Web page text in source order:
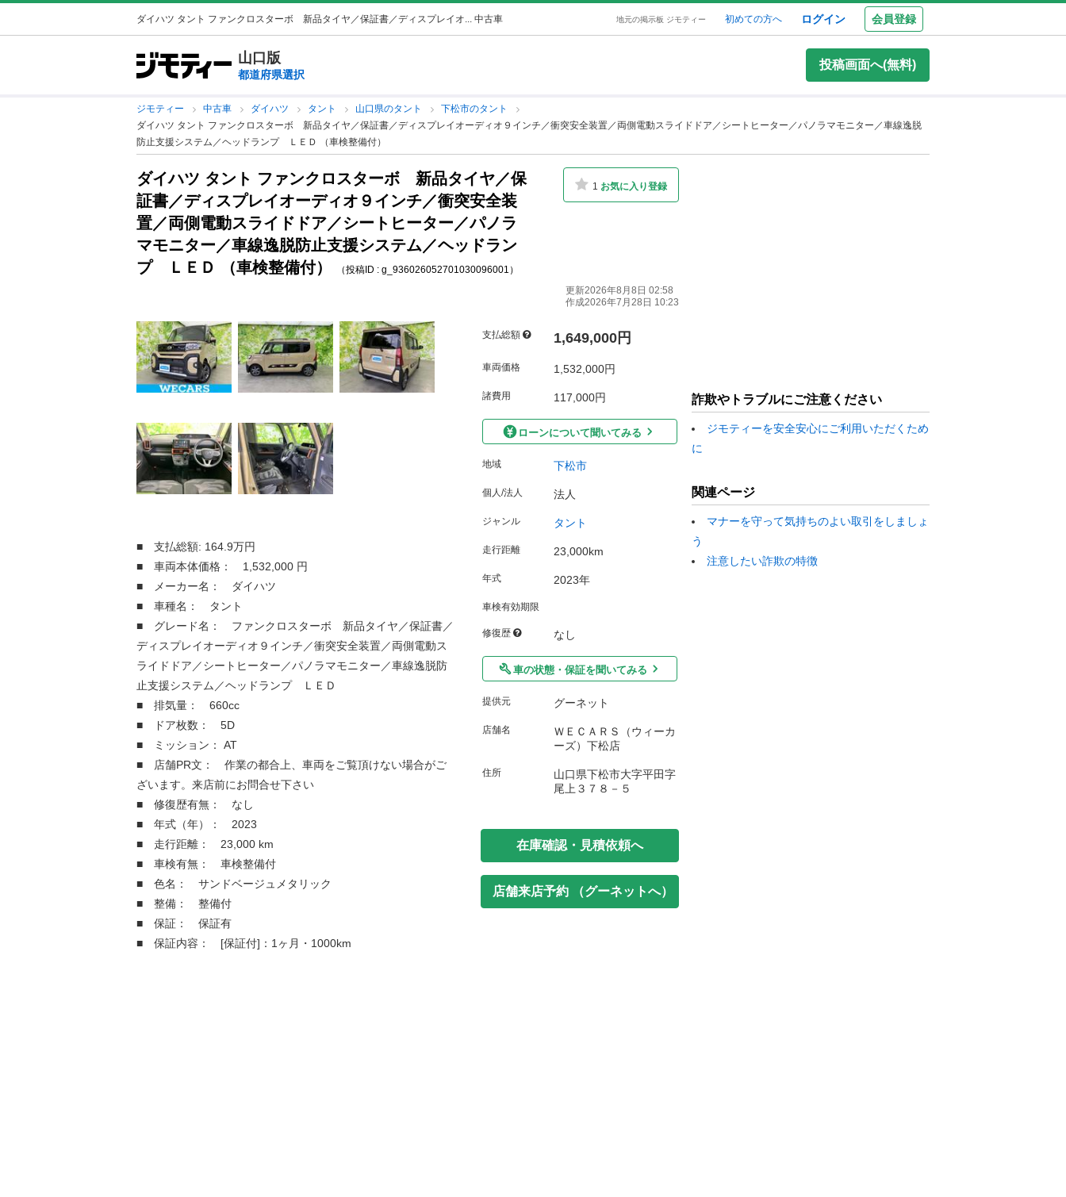
ダイハツ タント ファンクロスターボ 新品タイヤ／保証書／ディスプレイオ... 中古車 地元の掲示板 ジモティー 初めての方へ ログイン 会員登録
山口版
都道府県選択
投稿画面へ(無料)
ジモティー 中古車 ダイハツ タント 山口県のタント
下松市のタント
ダイハツ タント ファンクロスターボ 新品タイヤ／保証書／ディスプレイオーディオ９インチ／衝突安全装置／両側電動スライドドア／シートヒーター／パノラマモニター／車線逸脱
防止支援システム／ヘッドランプ ＬＥＤ （車検整備付）
ダイハツ タント ファンクロスターボ 新品タイヤ／保
証書／ディスプレイオーディオ９インチ／衝突安全装
置／両側電動スライドドア／シートヒーター／パノラ
マモニター／車線逸脱防止支援システム／ヘッドラン
プ ＬＥＤ （車検整備付）
（投稿ID : g_936026052701030096001）
1 お気に入り登録
更新2026年8月8日 02:58
作成2026年7月28日 10:23
■ 支払総額: 164.9万円
■ 車両本体価格： 1,532,000 円
■ メーカー名： ダイハツ
■ 車種名： タント
■ グレード名： ファンクロスターボ 新品タイヤ／保証書／
ディスプレイオーディオ９インチ／衝突安全装置／両側電動ス
ライドドア／シートヒーター／パノラマモニター／車線逸脱防
止支援システム／ヘッドランプ ＬＥＤ
■ 排気量： 660cc
■ ドア枚数： 5D
■ ミッション： AT
■ 店舗PR文： 作業の都合上、車両をご覧頂けない場合がご
ざいます。来店前にお問合せ下さい
■ 修復歴有無： なし
■ 年式（年）： 2023
■ 走行距離： 23,000 km
■ 車検有無： 車検整備付
■ 色名： サンドベージュメタリック
■ 整備： 整備付
■ 保証： 保証有
■ 保証内容： [保証付]：1ヶ月・1000km
支払総額 1,649,000円
車両価格 1,532,000円
諸費用 117,000円
ローンについて聞いてみる
地域 下松市
個人/法人 法人
ジャンル タント
走行距離 23,000km
年式 2023年
車検有効期限
修復歴 なし
車の状態・保証を聞いてみる
提供元 グーネット
店舗名
ＷＥＣＡＲＳ（ウィーカ
ーズ）下松店
住所
山口県下松市大字平田字
尾上３７８－５
在庫確認・見積依頼へ
店舗来店予約 （グーネットへ）
詐欺やトラブルにご注意ください
ジモティーを安全安心にご利用いただくため
に
関連ページ
マナーを守って気持ちのよい取引をしましょ
う
注意したい詐欺の特徴